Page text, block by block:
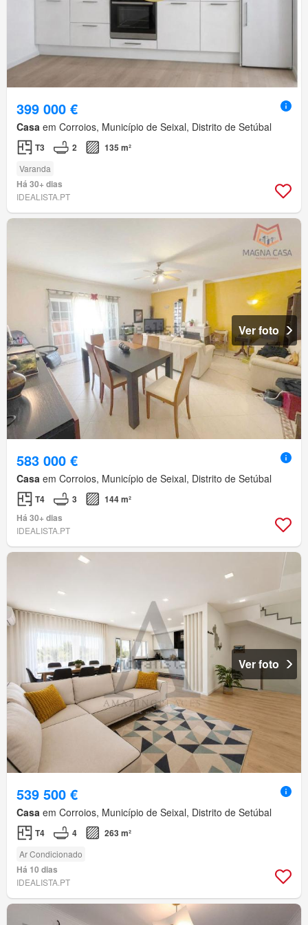
399 000 €
Casa em Corroios, Município de Seixal, Distrito de Setúbal
T3 2 135 m²
Varanda
Há 30+ dias
IDEALISTA.PT
Ver foto
583 000 €
Casa em Corroios, Município de Seixal, Distrito de Setúbal
T4 3
144 m²
Há 30+ dias
IDEALISTA.PT
Ver foto
539 500 €
Casa em Corroios, Município de Seixal, Distrito de Setúbal
T4 4 263 m²
Ar Condicionado
Há 10 dias
IDEALISTA.PT